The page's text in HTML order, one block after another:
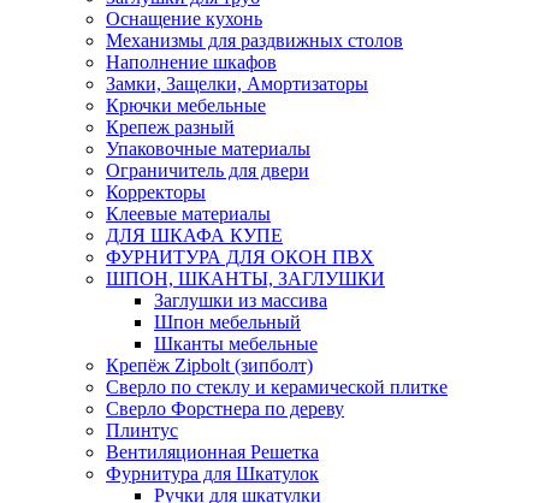
Оснащение кухонь
Механизмы для раздвижных столов
Наполнение шкафов
Замки, Защелки, Амортизаторы
Крючки мебельные
Крепеж разный
Упаковочные материалы
Ограничитель для двери
Корректоры
Клеевые материалы
ДЛЯ ШКАФА КУПЕ
ФУРНИТУРА ДЛЯ ОКОН ПВХ
ШПОН, ШКАНТЫ, ЗАГЛУШКИ
Заглушки из массива
Шпон мебельный
Шканты мебельные
Крепёж Zipbolt (зипболт)
Сверло по стеклу и керамической плитке
Сверло Форстнера по дереву
Плинтус
Вентиляционная Решетка
Фурнитура для Шкатулок
Ручки для шкатулки